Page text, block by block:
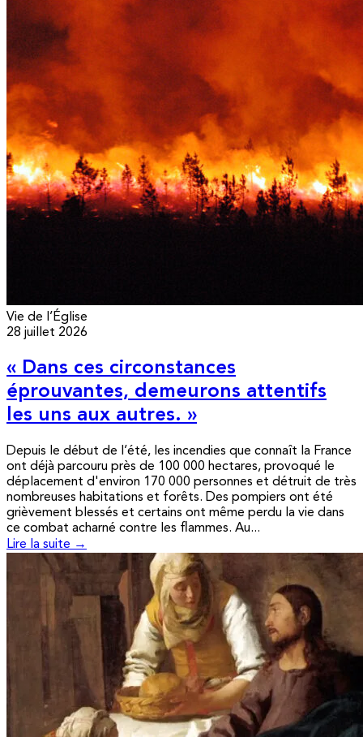
Vie de l’Église
28 juillet 2026
« Dans ces circonstances
éprouvantes, demeurons attentifs
les uns aux autres. »
Depuis le début de l’été, les incendies que connaît la France
ont déjà parcouru près de 100 000 hectares, provoqué le
déplacement d'environ 170 000 personnes et détruit de très
nombreuses habitations et forêts. Des pompiers ont été
grièvement blessés et certains ont même perdu la vie dans
ce combat acharné contre les flammes. Au...
Lire la suite →